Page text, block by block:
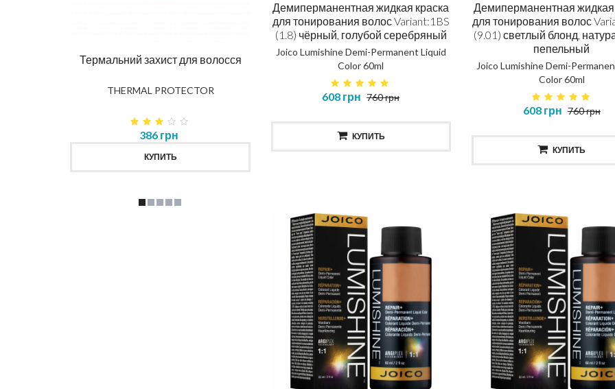
Термальний захист для волосся
THERMAL PROTECTOR
386 грн
КУПИТЬ
DIAGNOSTIC TOTAL REPAIR MASK
КУПИТЬ
DIAGNOSTIC TOTAL
SHAMPOO
435 грн
КУПИТЬ
Демиперманентная жидкая краска
для тонирования волос Variant:1BS
(1.8) чёрный, голубой серебряный
Joico Lumishine Demi-Permanent Liquid
Color 60ml
608 грн 760 грн
КУПИТЬ
Демиперманентная жидкая
для тонирования волос
(9.01) светлый блонд,
пепельный
Joico Lumishine Demi-
Color 60ml
608 грн 760 грн
КУПИТЬ